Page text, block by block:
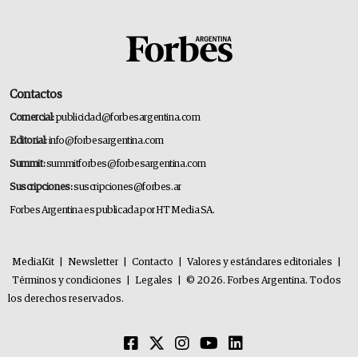
Contactos
Comercial:publicidad@forbesargentina.com
Editorial:info@forbesargentina.com
Summit:summitforbes@forbesargentina.com
Suscripciones:suscripciones@forbes.ar
Forbes Argentina es publicada por HT Media SA.
MediaKit Newsletter Contacto Valores y estándares editoriales
Términos y condiciones
Legales
© 2026. Forbes Argentina. Todos
los derechos reservados.